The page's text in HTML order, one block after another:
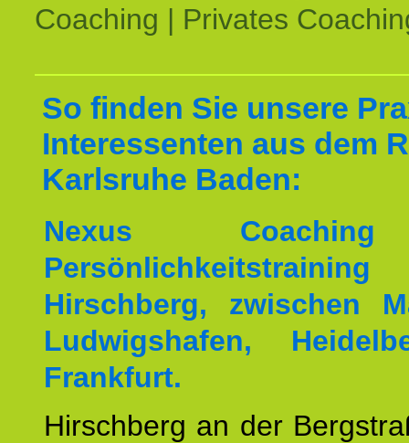
Coaching | Privates
So finden Sie unsere
Interessenten aus dem
Karlsruhe Baden:
Nexus
Hirschberg, zwischen
Ludwigshafen,
Frankfurt.
Hirschberg an der